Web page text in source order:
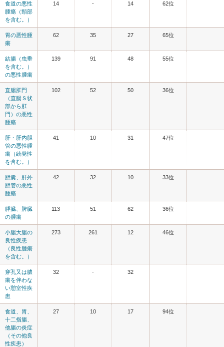
食道の悪性
腫瘍（頸部
を含む。）
14 - 14 62位
胃の悪性腫
瘍
62 35 27 65位
結腸（虫垂
を含む。）
の悪性腫瘍
139 91 48 55位
直腸肛門
（直腸Ｓ状
部から肛
門）の悪性
腫瘍
102 52 50 36位
肝・肝内胆
管の悪性腫
瘍（続発性
を含む。）
41 10 31 47位
胆嚢、肝外
胆管の悪性
腫瘍
42 32 10 33位
膵臓、脾臓
の腫瘍
113 51 62 36位
小腸大腸の
良性疾患
（良性腫瘍
を含む。）
273 261 12 46位
穿孔又は膿
瘍を伴わな
い憩室性疾
患
32 - 32
食道、胃、
十二指腸、
他腸の炎症
（その他良
性疾患）
27 10 17 94位